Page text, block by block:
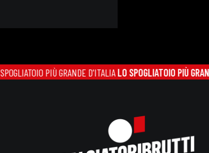
PIÙ GRANDE D'ITALIALO SPOGLIATOIO PIÙ GRANDE